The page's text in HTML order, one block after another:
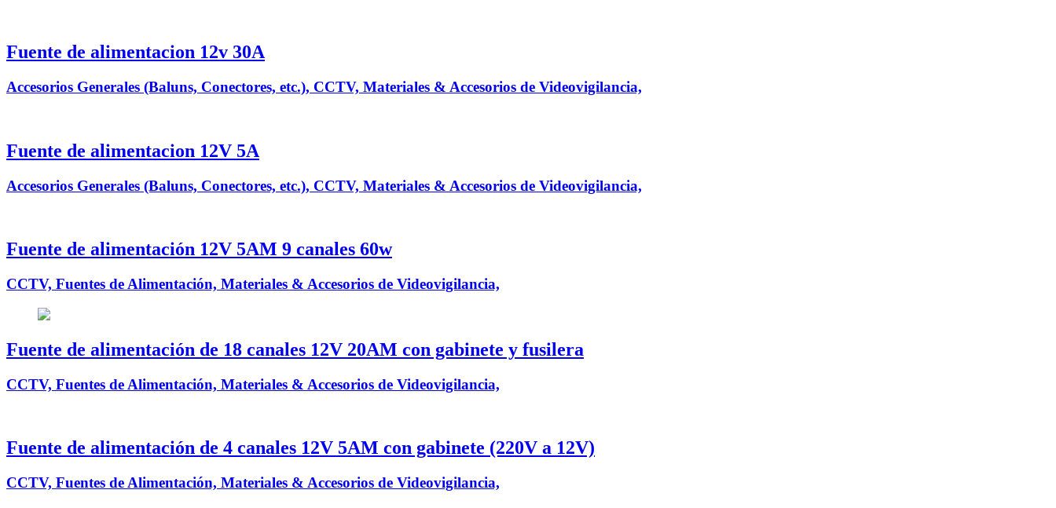
Fuente de alimentacion 12v 30A
Accesorios Generales (Baluns, Conectores, etc.), CCTV, Materiales & Accesorios de Videovigilancia,
Fuente de alimentacion 12V 5A
Accesorios Generales (Baluns, Conectores, etc.), CCTV, Materiales & Accesorios de Videovigilancia,
Fuente de alimentación 12V 5AM 9 canales 60w
CCTV, Fuentes de Alimentación, Materiales & Accesorios de Videovigilancia,
Fuente de alimentación de 18 canales 12V 20AM con gabinete y fusilera
CCTV, Fuentes de Alimentación, Materiales & Accesorios de Videovigilancia,
Fuente de alimentación de 4 canales 12V 5AM con gabinete (220V a 12V)
CCTV, Fuentes de Alimentación, Materiales & Accesorios de Videovigilancia,